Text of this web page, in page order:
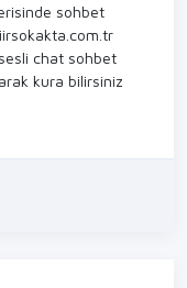
sohbet
chat sohbet
kura bilirsiniz